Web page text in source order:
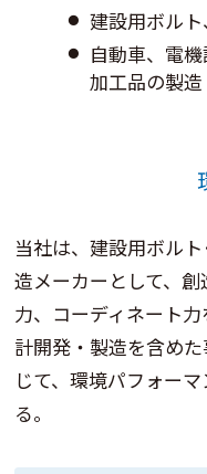
建設用ボル
自動車、電
加工品の製造
当社は、建設用ボル
造メーカーとして、
力、コーディネート
計開発・製造を含め
じて、環境パフォー
る。